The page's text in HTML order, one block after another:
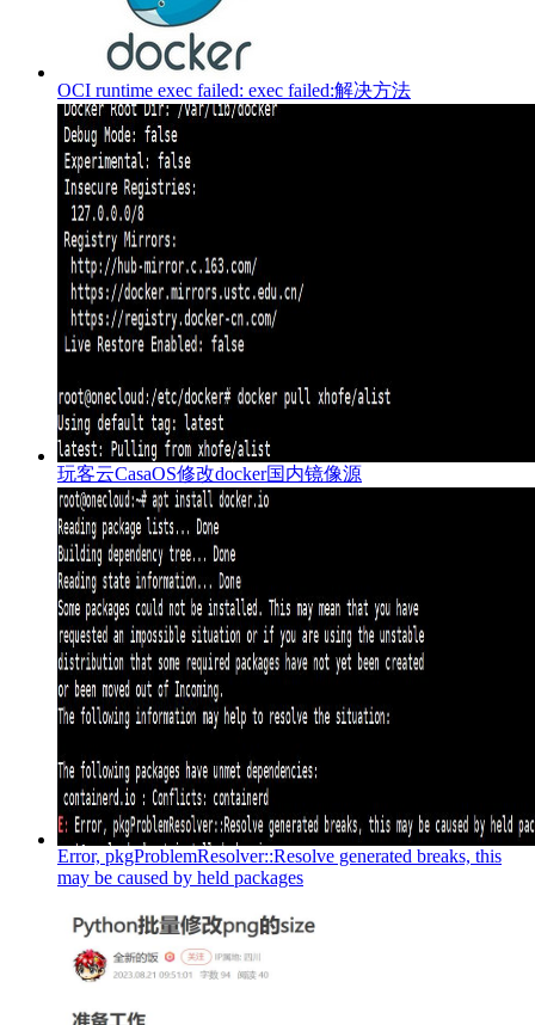
OCI runtime exec failed: exec failed:解决方法
玩客云CasaOS修改docker国内镜像源
Error, pkgProblemResolver::Resolve generated breaks, this
may be caused by held packages